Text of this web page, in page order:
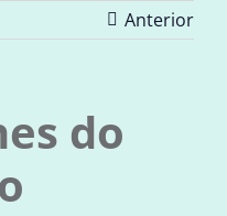
Anterior
do